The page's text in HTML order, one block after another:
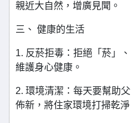
親近大自然，增廣見聞。
三、 健康的生活
1. 反菸拒毒：拒絕「菸」
維護身心健康。
2. 環境清潔：每天要幫助
佈新，將住家環境打掃乾